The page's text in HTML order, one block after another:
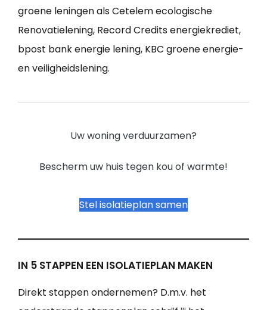
groene leningen als Cetelem ecologische
Renovatielening, Record Credits energiekrediet,
bpost bank energie lening, KBC groene energie-
en veiligheidslening.
Uw woning verduurzamen?
Bescherm uw huis tegen kou of warmte!
Stel isolatieplan samen
IN 5 STAPPEN EEN ISOLATIEPLAN MAKEN
Direkt stappen ondernemen? D.m.v. het